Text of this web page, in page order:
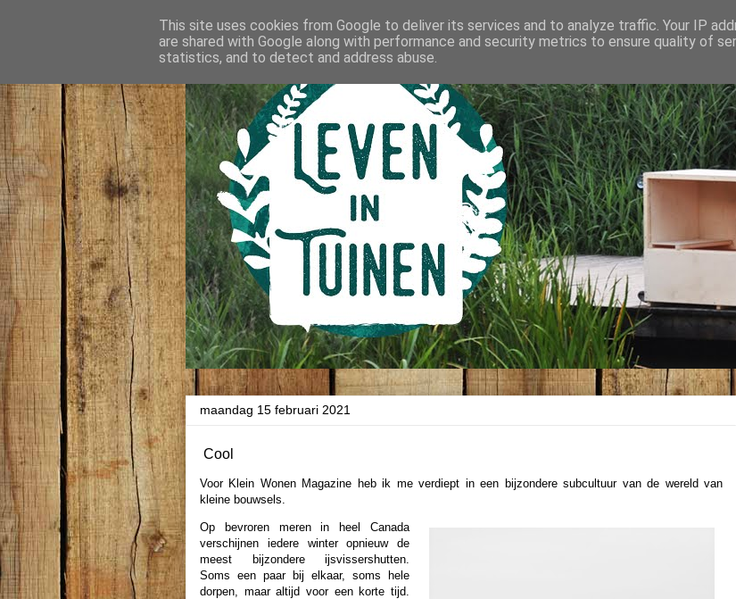
maandag 15 februari 2021
Cool
Voor Klein Wonen Magazine heb ik me verdiept in een bijzondere subcultuur van de wereld van
kleine bouwsels.
Op bevroren meren in heel Canada
verschijnen iedere winter opnieuw de
meest bijzondere ijsvissershutten.
Soms een paar bij elkaar, soms hele
dorpen, maar altijd voor een korte tijd.
This site uses cookies from Google to deliver its services and to analyze traffic. Your IP
are shared with Google along with performance and security metrics to ensure quality of
statistics, and to detect and address abuse.